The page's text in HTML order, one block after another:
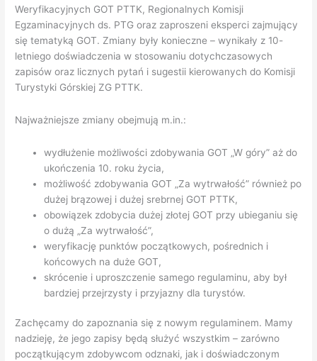
Weryfikacyjnych GOT PTTK, Regionalnych Komisji
Egzaminacyjnych ds. PTG oraz zaproszeni eksperci zajmujący
się tematyką GOT. Zmiany były konieczne – wynikały z 10-
letniego doświadczenia w stosowaniu dotychczasowych
zapisów oraz licznych pytań i sugestii kierowanych do Komisji
Turystyki Górskiej ZG PTTK.
Najważniejsze zmiany obejmują m.in.:
wydłużenie możliwości zdobywania GOT „W góry” aż do
ukończenia 10. roku życia,
możliwość zdobywania GOT „Za wytrwałość” również po
dużej brązowej i dużej srebrnej GOT PTTK,
obowiązek zdobycia dużej złotej GOT przy ubieganiu się
o dużą „Za wytrwałość”,
weryfikację punktów początkowych, pośrednich i
końcowych na duże GOT,
skrócenie i uproszczenie samego regulaminu, aby był
bardziej przejrzysty i przyjazny dla turystów.
Zachęcamy do zapoznania się z nowym regulaminem. Mamy
nadzieję, że jego zapisy będą służyć wszystkim – zarówno
początkującym zdobywcom odznaki, jak i doświadczonym